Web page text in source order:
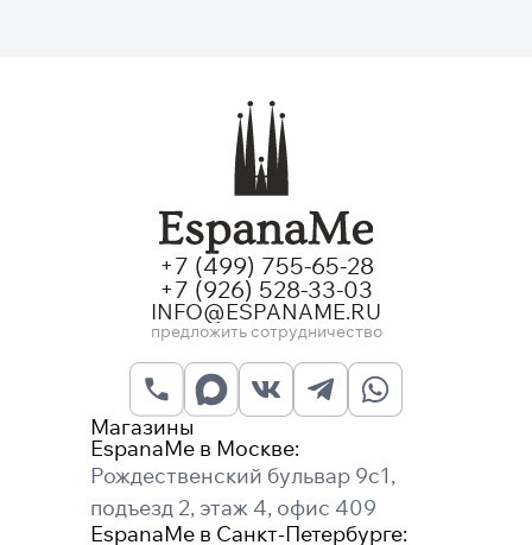
Магазины
EspanaMe в Москве:
Рождественский бульвар 9с1,
подъезд 2, этаж 4, офис 409
EspanaMe в Санкт-Петербурге:
+7 (499) 755-65-28
+7 (926) 528-33-03
INFO@ESPANAME.RU
предложить сотрудничество